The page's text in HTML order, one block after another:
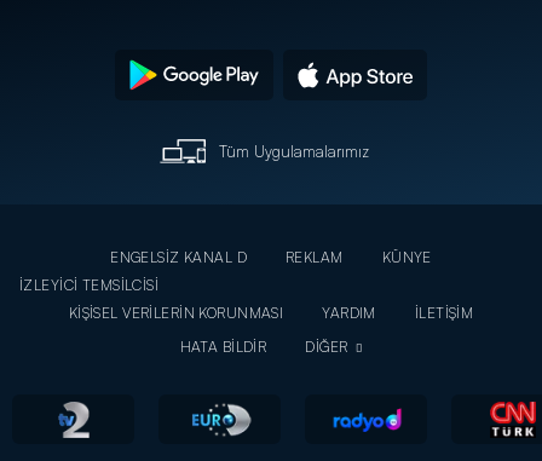
Tüm Uygulamalarımız
ENGELSİZ KANAL D REKLAM
KÜNYE
İZLEYİCİ TEMSİLCİSİ
KİŞİSEL VERİLERİN KORUNMASI
YARDIM
İLETİŞİM
HATA BİLDİR
DİĞER